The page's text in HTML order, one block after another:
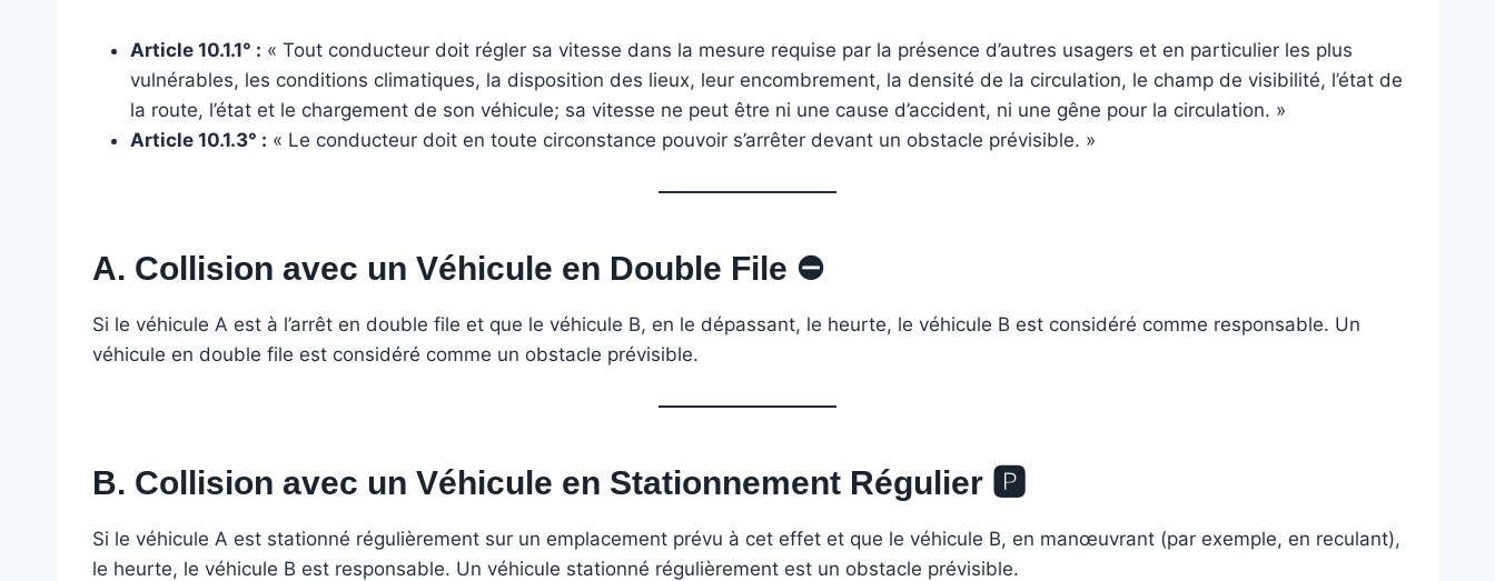
Article 10.1.1° : « Tout conducteur doit régler sa vitesse dans la mesure requise par la présence d’autres usagers et en particulier les plus
vulnérables, les conditions climatiques, la disposition des lieux, leur encombrement, la densité de la circulation, le champ de visibilité, l’état de
la route, l’état et le chargement de son véhicule; sa vitesse ne peut être ni une cause d’accident, ni une gêne pour la circulation. »
Article 10.1.3° : « Le conducteur doit en toute circonstance pouvoir s’arrêter devant un obstacle prévisible. »
A. Collision avec un Véhicule en Double File ⛔
Si le véhicule A est à l’arrêt en double file et que le véhicule B, en le dépassant, le heurte, le véhicule B est considéré comme responsable. Un
véhicule en double file est considéré comme un obstacle prévisible.
B. Collision avec un Véhicule en Stationnement Régulier 🅿️
Si le véhicule A est stationné régulièrement sur un emplacement prévu à cet effet et que le véhicule B, en manœuvrant (par exemple, en reculant),
le heurte, le véhicule B est responsable. Un véhicule stationné régulièrement est un obstacle prévisible.